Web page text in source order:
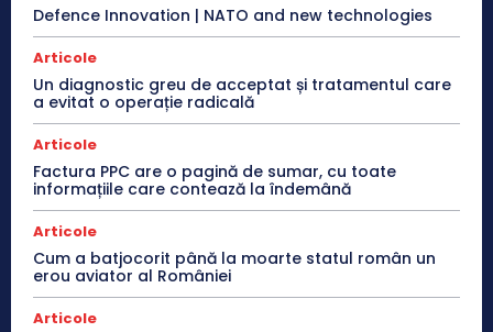
Defence Innovation | NATO and new technologies
Articole
Un diagnostic greu de acceptat și tratamentul care
a evitat o operație radicală
Articole
Factura PPC are o pagină de sumar, cu toate
informațiile care contează la îndemână
Articole
Cum a batjocorit până la moarte statul român un
erou aviator al României
Articole